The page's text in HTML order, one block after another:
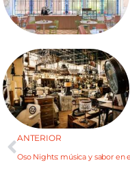
ANTERIOR